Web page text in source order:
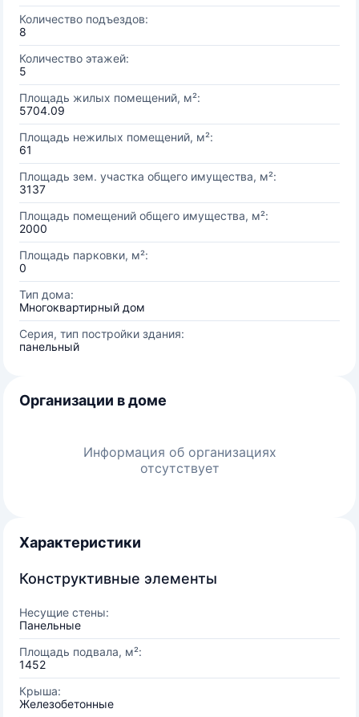
Количество подъездов:
8
Количество этажей:
5
Площадь жилых помещений, м²:
5704.09
Площадь нежилых помещений, м²:
61
Площадь зем. участка общего имущества, м²:
3137
Площадь помещений общего имущества, м²:
2000
Площадь парковки, м²:
0
Тип дома:
Многоквартирный дом
Серия, тип постройки здания:
панельный
Организации в доме
Информация об организациях
отсутствует
Характеристики
Конструктивные элементы
Несущие стены:
Панельные
Площадь подвала, м²:
1452
Крыша:
Железобетонные